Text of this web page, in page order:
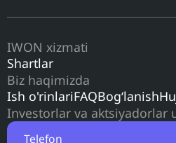
IWON xizmati
Shartlar
Biz haqimizda
Ish o'rinlariFAQBog‘lanish
Investorlar va aktsiyadorlar
Telefon